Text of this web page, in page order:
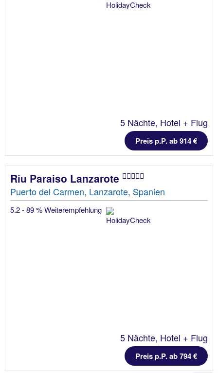
5 Nächte, Hotel + Flug
Preis p.P. ab 914 €
Riu Paraiso Lanzarote
Puerto del Carmen, Lanzarote, Spanien
5.2 - 89 % Weiterempfehlung
5 Nächte, Hotel + Flug
Preis p.P. ab 794 €